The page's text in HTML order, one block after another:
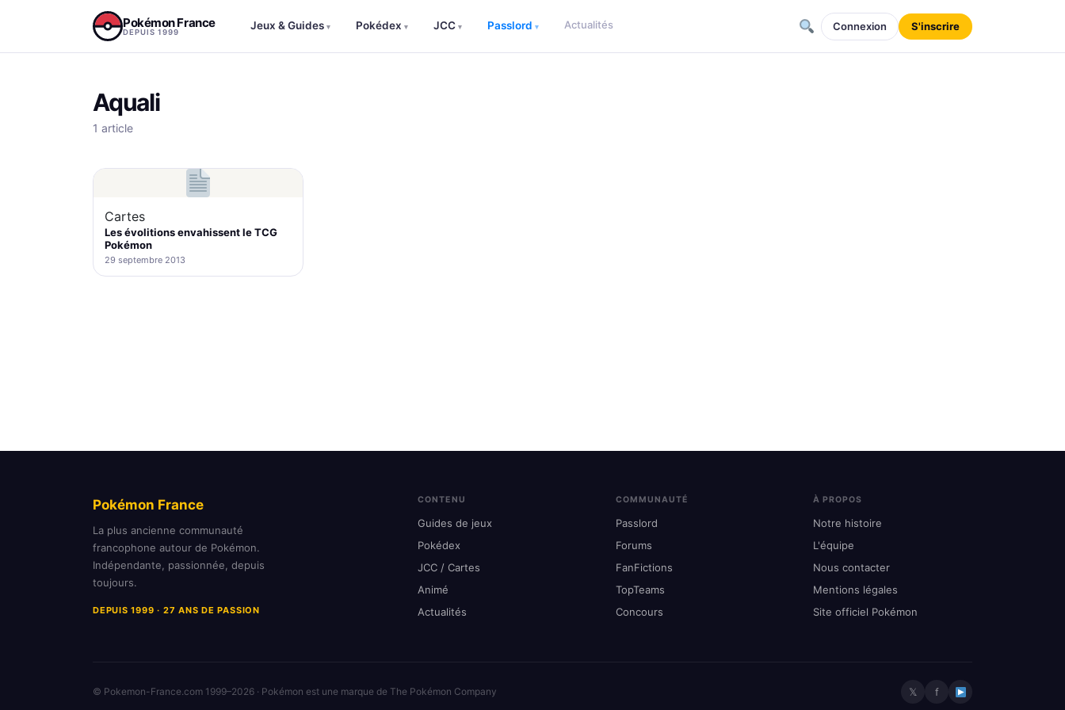
Pokémon France
DEPUIS 1999
Jeux & Guides ▾ Pokédex ▾ JCC ▾ Passlord ▾ Actualités Connexion S'inscrire
Aquali
1 article
Cartes
Les évolitions envahissent le TCG
Pokémon
29 septembre 2013
Pokémon France
La plus ancienne communauté
francophone autour de Pokémon.
Indépendante, passionnée, depuis
toujours.
DEPUIS 1999 · 27 ANS DE PASSION
CONTENU
Guides de jeux
Pokédex
JCC / Cartes
Animé
Actualités
COMMUNAUTÉ
Passlord
Forums
FanFictions
TopTeams
Concours
À PROPOS
Notre histoire
L'équipe
Nous contacter
Mentions légales
Site officiel Pokémon
© Pokemon-France.com 1999–2026 · Pokémon est une marque de The Pokémon Company 𝕏 f